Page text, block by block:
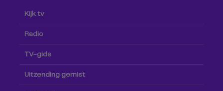
Kijk tv
Radio
TV-gids
Uitzending gemist